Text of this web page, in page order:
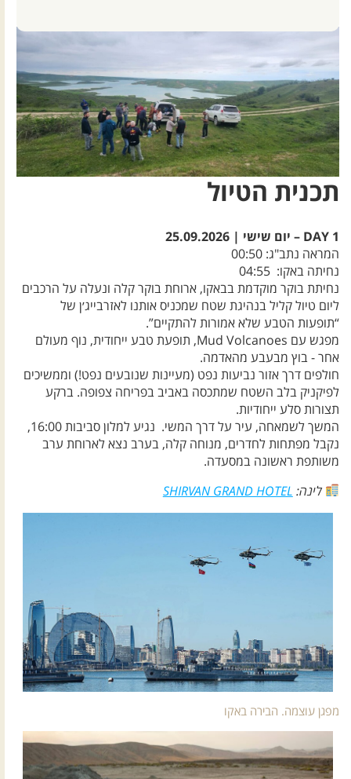
תכנית הטיול
DAY 1 – יום שישי | 25.09.2026
המראה נתב"ג: 00:50
נחיתה באקו: 04:55
נחיתת בוקר מוקדמת בבאקו, ארוחת בוקר קלה ונעלה על הרכבים
ליום טיול קליל בנהיגת שטח שמכניס אותנו לאזרבייג׳ן של
“תופעות הטבע שלא אמורות להתקיים”.
מפגש עם Mud Volcanoes, תופעת טבע ייחודית, נוף מעולם
אחר - בוץ מבעבע מהאדמה.
חולפים דרך אזור נביעות נפט (מעיינות שנובעים נפט!) וממשיכים
לפיקניק בלב השטח שמתכסה באביב בפריחה צפופה. ברקע
תצורות סלע ייחודיות.
המשך לשמאחה, עיר על דרך המשי. נגיע למלון סביבות 16:00,
נקבל מפתחות לחדרים, מנוחה קלה, בערב נצא לארוחת ערב
משותפת ראשונה במסעדה.
לינה: SHIRVAN GRAND HOTEL
מפגן עוצמה. הבירה באקו